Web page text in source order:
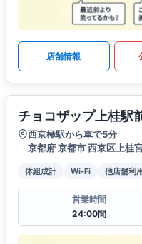
店舗情報
チョコザップ上桂駅
西京極駅から車で5分
京都府 京都市 西京区上桂
体組成計 Wi-Fi 他店舗利用
営業時間
24:00間